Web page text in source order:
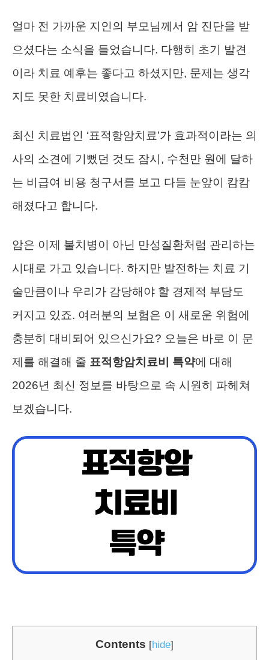
얼마 전 가까운 지인의 부모님께서 암 진단을 받
으셨다는 소식을 들었습니다. 다행히 초기 발견
이라 치료 예후는 좋다고 하셨지만, 문제는 생각
지도 못한 치료비였습니다.
최신 치료법인 ‘표적항암치료’가 효과적이라는 의
사의 소견에 기뻤던 것도 잠시, 수천만 원에 달하
는 비급여 비용 청구서를 보고 다들 눈앞이 캄캄
해졌다고 합니다.
암은 이제 불치병이 아닌 만성질환처럼 관리하는
시대로 가고 있습니다. 하지만 발전하는 치료 기
술만큼이나 우리가 감당해야 할 경제적 부담도
커지고 있죠. 여러분의 보험은 이 새로운 위험에
충분히 대비되어 있으신가요? 오늘은 바로 이 문
제를 해결해 줄 표적항암치료비 특약에 대해
2026년 최신 정보를 바탕으로 속 시원히 파헤쳐
보겠습니다.
Contents [hide]